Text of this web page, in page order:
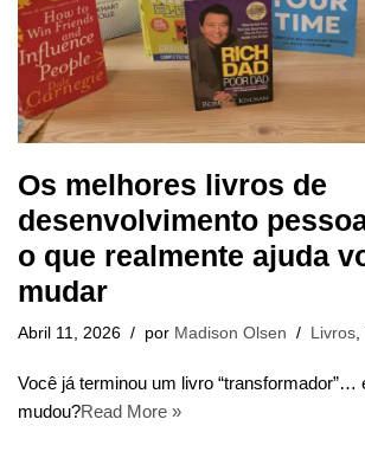
Os melhores livros de
desenvolvimento
o que realmente ajuda
mudar
Abril 11, 2026 por Madison Olsen Livros
Você já terminou um livro “transformador”…
mudou?Read More »